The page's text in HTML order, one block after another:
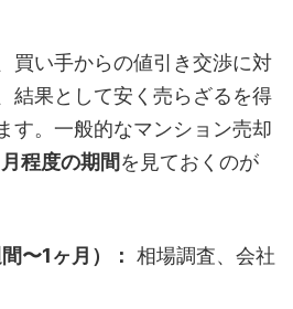
買い手からの値引き交渉に対
結果として安く売らざるを得
す。一般的なマンション売却
程度の期間を見ておくのが
〜1ヶ月）： 相場調査、会社